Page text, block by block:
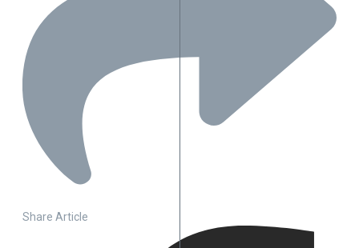
Share Article